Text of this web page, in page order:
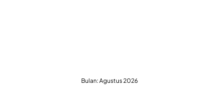
Bulan:Agustus 2026